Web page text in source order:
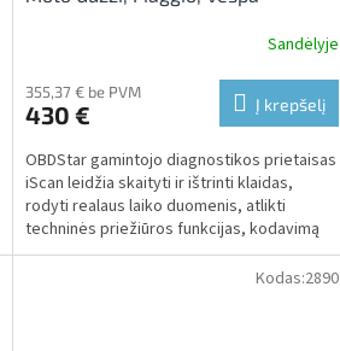
Sandėlyje
355,37 € be PVM
430 € Į krepšelį
OBDStar gamintojo diagnostikos prietaisas
iScan leidžia skaityti ir ištrinti klaidas,
rodyti realaus laiko duomenis, atlikti
techninės priežiūros funkcijas, kodavimą
ir...
Kodas:2890